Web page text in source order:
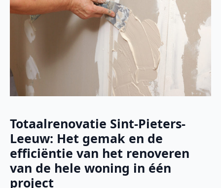
Totaalrenovatie Sint-Pieters-
Leeuw: Het gemak en de
efficiëntie van het renoveren
van de hele woning in één
project